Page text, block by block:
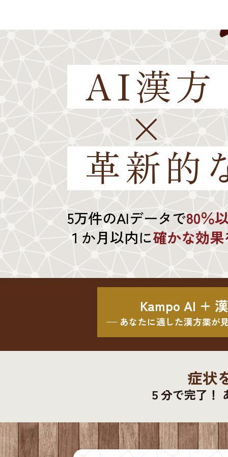
AI漢方
×
革新的
5万件のAIデータで80％
１か月以内に確かな効
Kampo AI +
あなたに適した漢方薬が
症状
５分で完了！